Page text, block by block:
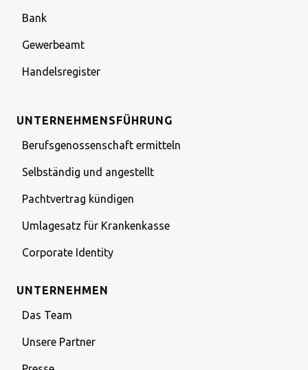
Bank
Gewerbeamt
Handelsregister
UNTERNEHMENSFÜHRUNG
Berufsgenossenschaft ermitteln
Selbständig und angestellt
Pachtvertrag kündigen
Umlagesatz für Krankenkasse
Corporate Identity
UNTERNEHMEN
Das Team
Unsere Partner